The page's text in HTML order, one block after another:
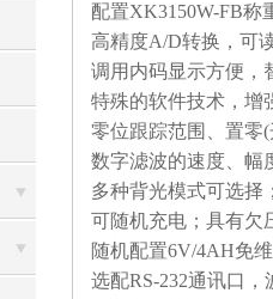
配置XK3150W-FB称
高精度A/D转换，可
调用内码显示方便，
特殊的软件技术，增
零位跟踪范围、置零
数字滤波的速度、幅
多种背光模式可选择
可随机充电；具有欠
随机配置6V/4AH免
选配RS-232通讯口